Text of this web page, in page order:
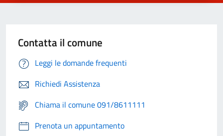
Contatta il comune
Leggi le domande frequenti
Richiedi Assistenza
Chiama il comune 091/8611111
Prenota un appuntamento